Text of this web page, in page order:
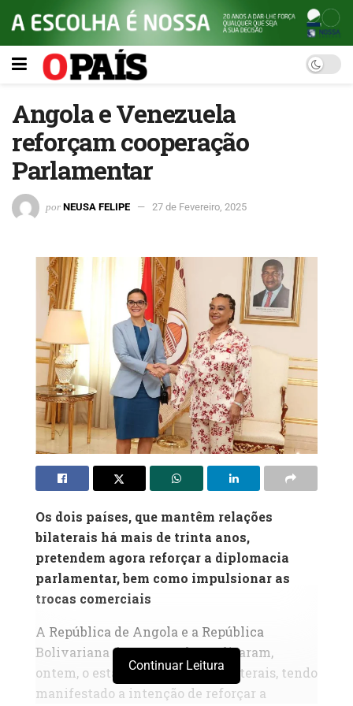
Angola e Venezuela
reforçam cooperação
Parlamentar
por NEUSA FELIPE 27 de Fevereiro, 2025
Os dois países, que mantêm relações
bilaterais há mais de trinta anos,
pretendem agora reforçar a diplomacia
parlamentar, bem como impulsionar as
trocas comerciais
A República de Angola e a República
Bolivariana da Venezuela analisaram,
ontem, o estado das relações bilaterais, tendo
manifestado a intenção de reforçar a
Continuar Leitura